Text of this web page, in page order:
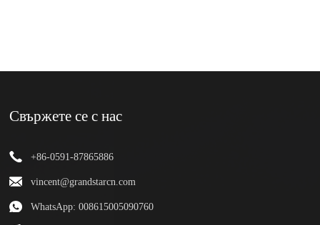
Свържете се с нас
+86-0591-87865886
vincent@grandstarcn.com
WhatsApp: 008615005090760